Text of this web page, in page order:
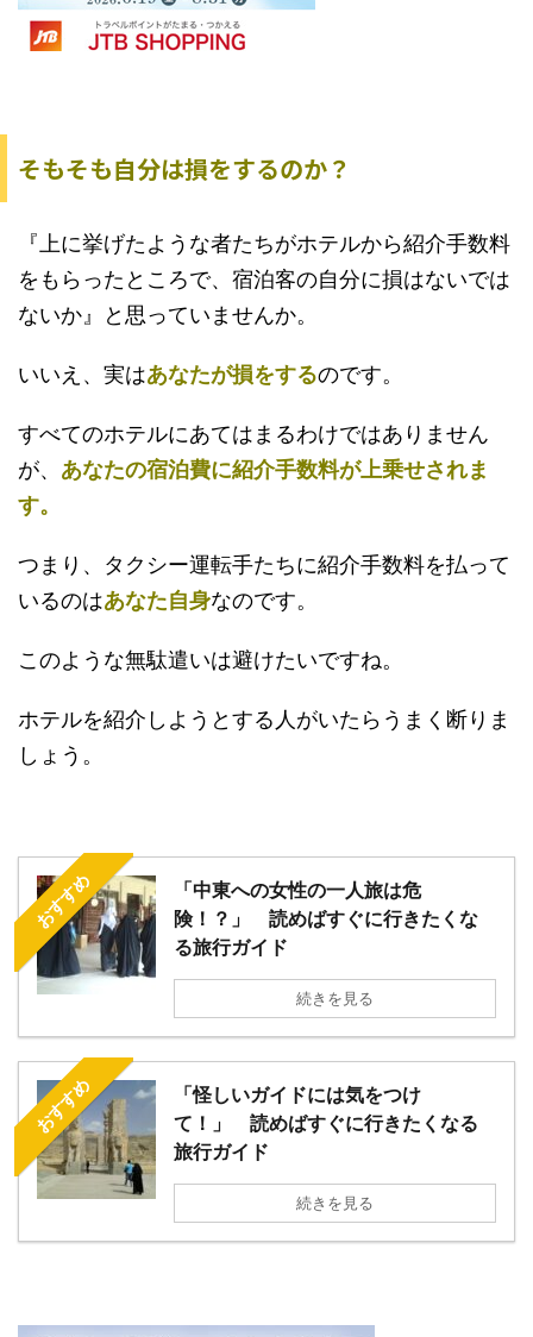
そもそも自分は損をするのか？
『上に挙げたような者たちがホテルから紹介手数料
をもらったところで、宿泊客の自分に損はないでは
ないか』と思っていませんか。
いいえ、実はあなたが損をするのです。
すべてのホテルにあてはまるわけではありません
が、 あなたの宿泊費に紹介手数料が上乗せされま
す。
つまり、タクシー運転手たちに紹介手数料を払って
いるのはあなた自身なのです。
このような無駄遣いは避けたいですね。
ホテルを紹介しようとする人がいたらうまく断りま
しょう。
おすすめ
「中東への女性の一人旅は危
険！？」 読めばすぐに行きたくな
る旅行ガイド
続きを見る
おすすめ
「怪しいガイドには気をつけ
て！」 読めばすぐに行きたくなる
旅行ガイド
続きを見る